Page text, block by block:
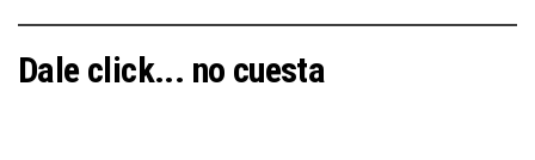
Dale click... no cuesta